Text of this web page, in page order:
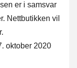
er i samsvar
Nettbutikken vil
oktober 2020